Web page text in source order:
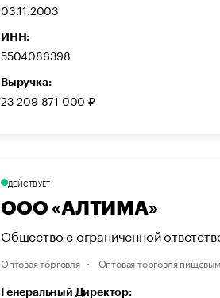
03.11.2003
ИНН:
5504086398
Выручка:
23 209 871 000 ₽
ДЕЙСТВУЕТ
ООО «АЛТИМА»
Общество с ограниченной
Оптовая торговля Оптовая торговля
Генеральный Директор: